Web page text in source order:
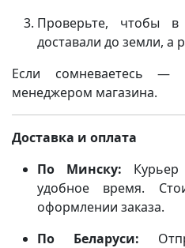
Проверьте, чтобы
доставали до земли, а
Если сомневаетесь —
менеджером магазина.
Доставка и оплата
По Минску: Курьер
удобное время.
оформлении заказа.
По Беларуси: